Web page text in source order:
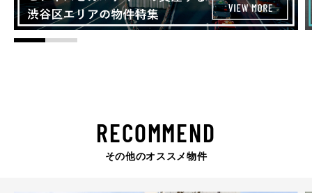
RECOMMEND
その他のオススメ物件